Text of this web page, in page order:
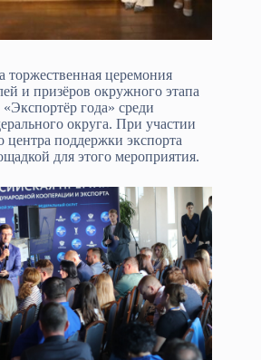
церемония
и призёров окружного этапа
года» среди
округа. При участии
поддержки экспорта
для этого мероприятия.